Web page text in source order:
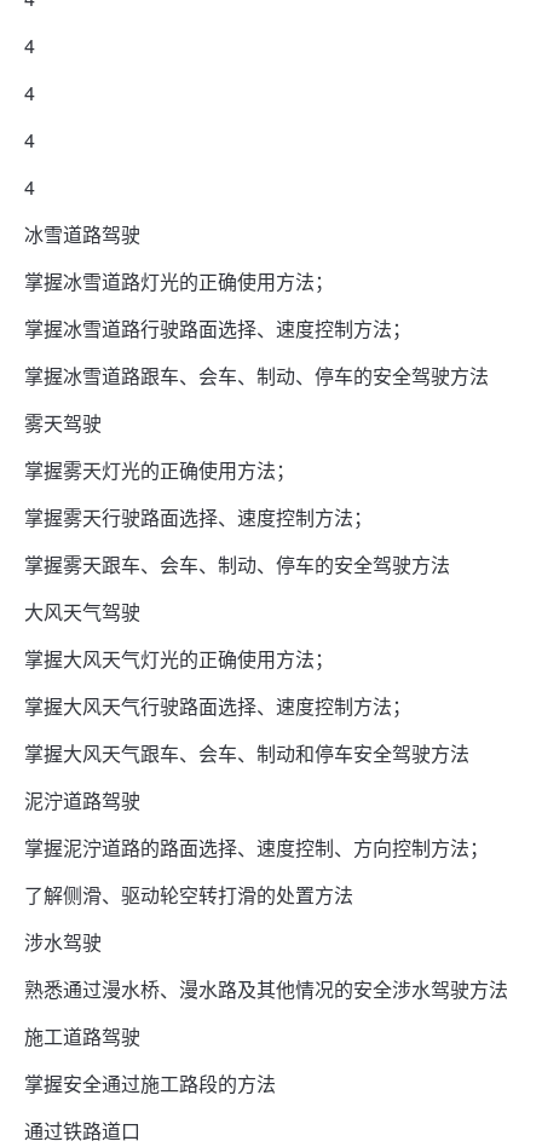
4
4
4
4
冰雪道路驾驶
掌握冰雪道路灯光的正确使用方法；
掌握冰雪道路行驶路面选择、速度控制方法；
掌握冰雪道路跟车、会车、制动、停车的安全驾驶方法
雾天驾驶
掌握雾天灯光的正确使用方法；
掌握雾天行驶路面选择、速度控制方法；
掌握雾天跟车、会车、制动、停车的安全驾驶方法
大风天气驾驶
掌握大风天气灯光的正确使用方法；
掌握大风天气行驶路面选择、速度控制方法；
掌握大风天气跟车、会车、制动和停车安全驾驶方法
泥泞道路驾驶
掌握泥泞道路的路面选择、速度控制、方向控制方法；
了解侧滑、驱动轮空转打滑的处置方法
涉水驾驶
熟悉通过漫水桥、漫水路及其他情况的安全涉水驾驶方法
施工道路驾驶
掌握安全通过施工路段的方法
通过铁路道口